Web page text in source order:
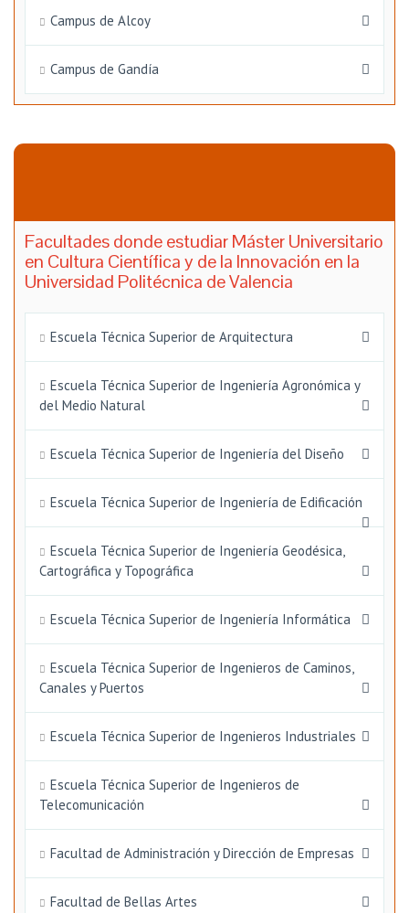
Campus de Alcoy
Campus de Gandía
Facultades donde estudiar Máster Universitario
en Cultura Científica y de la Innovación en la
Universidad Politécnica de Valencia
Escuela Técnica Superior de Arquitectura
Escuela Técnica Superior de Ingeniería Agronómica y
del Medio Natural
Escuela Técnica Superior de Ingeniería del Diseño
Escuela Técnica Superior de Ingeniería de Edificación
Escuela Técnica Superior de Ingeniería Geodésica,
Cartográfica y Topográfica
Escuela Técnica Superior de Ingeniería Informática
Escuela Técnica Superior de Ingenieros de Caminos,
Canales y Puertos
Escuela Técnica Superior de Ingenieros Industriales
Escuela Técnica Superior de Ingenieros de
Telecomunicación
Facultad de Administración y Dirección de Empresas
Facultad de Bellas Artes